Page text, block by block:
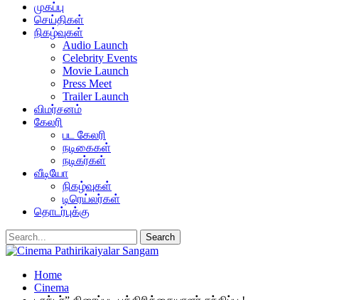
முகப்பு
செய்திகள்
நிகழ்வுகள்
Audio Launch
Celebrity Events
Movie Launch
Press Meet
Trailer Launch
விமர்சனம்
கேலரி
பட கேலரி
நடிகைகள்
நடிகர்கள்
வீடியோ
நிகழ்வுகள்
டிரெய்லர்கள்
தொடர்புக்கு
Home
Cinema